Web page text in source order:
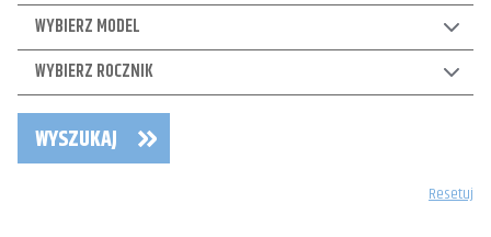
WYBIERZ MODEL
WYBIERZ ROCZNIK
WYSZUKAJ
Resetuj